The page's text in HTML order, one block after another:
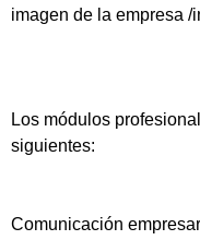
imagen de la empresa /
Los módulos
siguientes:
Comunicación